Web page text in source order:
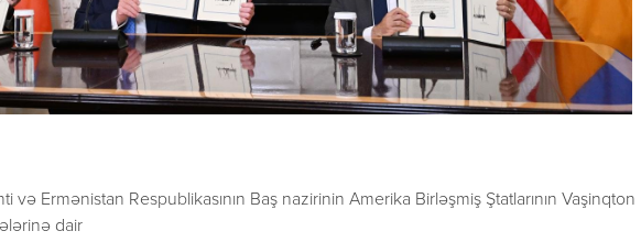
və Ermənistan Respublikasının Baş nazirinin Amerika Birləşmiş Ştatlarının Vaşinqton
dair